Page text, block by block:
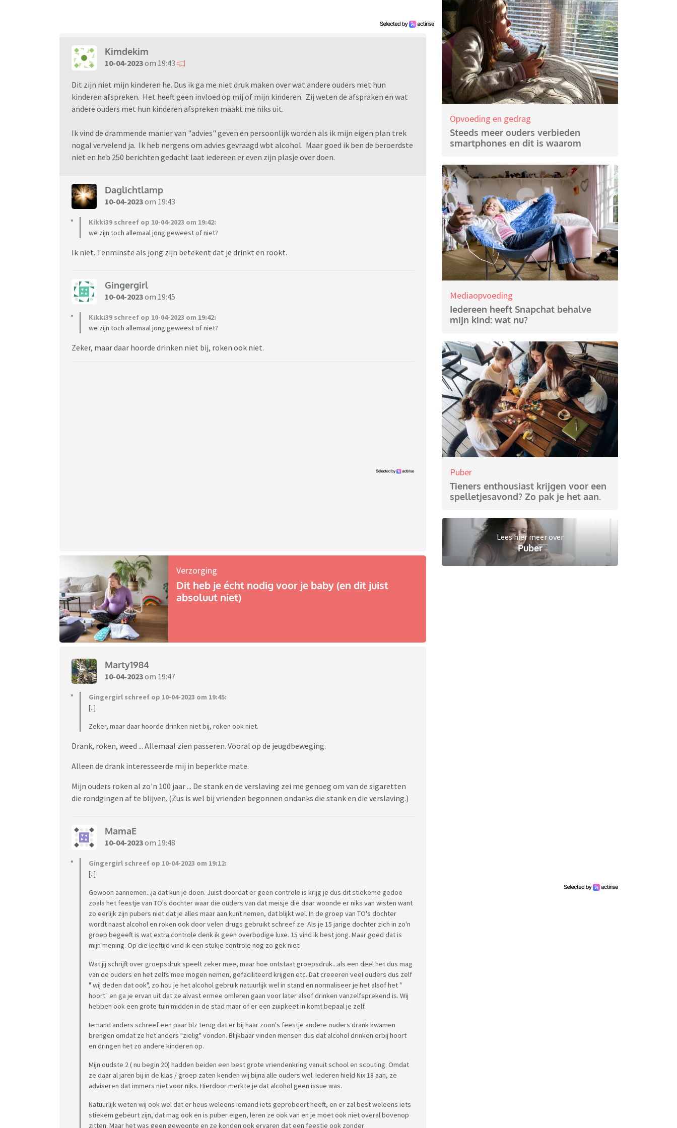
Kimdekim
10-04-2023om 19:43
Dit zijn niet mijn kinderen he. Dus ik ga me niet druk maken over wat andere ouders met hun
kinderen afspreken. Het heeft geen invloed op mij of mijn kinderen. Zij weten de afspraken en wat
andere ouders met hun kinderen afspreken maakt me niks uit.
Ik vind de drammende manier van "advies" geven en persoonlijk worden als ik mijn eigen plan trek
nogal vervelend ja. Ik heb nergens om advies gevraagd wbt alcohol. Maar goed ik ben de beroerdste
niet en heb 250 berichten gedacht laat iedereen er even zijn plasje over doen.
Daglichtlamp
10-04-2023om 19:43
Kikki39 schreef op 10-04-2023 om 19:42:
we zijn toch allemaal jong geweest of niet?
Ik niet. Tenminste als jong zijn betekent dat je drinkt en rookt.
Gingergirl
10-04-2023om 19:45
Kikki39 schreef op 10-04-2023 om 19:42:
we zijn toch allemaal jong geweest of niet?
Zeker, maar daar hoorde drinken niet bij, roken ook niet.
Verzorging
Dit heb je écht nodig voor je baby (en dit juist
absoluut niet)
Marty1984
10-04-2023om 19:47
Gingergirl schreef op 10-04-2023 om 19:45:
[..]
Zeker, maar daar hoorde drinken niet bij, roken ook niet.
Drank, roken, weed ... Allemaal zien passeren. Vooral op de jeugdbeweging.
Alleen de drank interesseerde mij in beperkte mate.
Mijn ouders roken al zo'n 100 jaar ... De stank en de verslaving zei me genoeg om van de sigaretten
die rondgingen af te blijven. (Zus is wel bij vrienden begonnen ondanks die stank en die verslaving.)
MamaE
10-04-2023om 19:48
Gingergirl schreef op 10-04-2023 om 19:12:
[..]
Gewoon aannemen...ja dat kun je doen. Juist doordat er geen controle is krijg je dus dit stiekeme gedoe
zoals het feestje van TO's dochter waar die ouders van dat meisje die daar woonde er niks van wisten want
zo eerlijk zijn pubers niet dat je alles maar aan kunt nemen, dat blijkt wel. In de groep van TO's dochter
wordt naast alcohol en roken ook door velen drugs gebruikt schreef ze. Als je 15 jarige dochter zich in zo'n
groep begeeft is wat extra controle denk ik geen overbodige luxe. 15 vind ik best jong. Maar goed dat is
mijn mening. Op die leeftijd vind ik een stukje controle nog zo gek niet.
Wat jij schrijft over groepsdruk speelt zeker mee, maar hoe ontstaat groepsdruk...als een deel het dus mag
van de ouders en het zelfs mee mogen nemen, gefaciliteerd krijgen etc. Dat creeeren veel ouders dus zelf
" wij deden dat ook", zo hou je het alcohol gebruik natuurlijk wel in stand en normaliseer je het alsof het "
hoort" en ga je ervan uit dat ze alvast ermee omleren gaan voor later alsof drinken vanzelfsprekend is. Wij
hebben ook een grote tuin midden in de stad maar of er een zuipkeet in komt bepaal je zelf.
Iemand anders schreef een paar blz terug dat er bij haar zoon's feestje andere ouders drank kwamen
brengen omdat ze het anders "zielig" vonden. Blijkbaar vinden mensen dus dat alcohol drinken erbij hoort
en dringen het zo andere kinderen op.
Mijn oudste 2 ( nu begin 20) hadden beiden een best grote vriendenkring vanuit school en scouting. Omdat
ze daar al jaren bij in de klas / groep zaten kenden wij bijna alle ouders wel. Iederen hield Nix 18 aan, ze
adviseren dat immers niet voor niks. Hierdoor merkte je dat alcohol geen issue was.
Natuurlijk weten wij ook wel dat er heus weleens iemand iets geprobeert heeft, en er zal best weleens iets
stiekem gebeurt zijn, dat mag ook en is puber eigen, leren ze ook van en je moet ook niet overal bovenop
zitten. Maar het was geen gewoonte en ze konden ook ervaren dat een feestje ook zonder
Opvoeding en gedrag
Steeds meer ouders verbieden
smartphones en dit is waarom
Mediaopvoeding
Iedereen heeft Snapchat behalve
mijn kind: wat nu?
Puber
Tieners enthousiast krijgen voor een
spelletjesavond? Zo pak je het aan.
Lees hier meer over
Puber